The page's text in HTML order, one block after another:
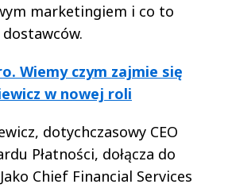
marketingiem i co to
Wiemy czym zajmie się
w nowej roli
dotychczasowy CEO
Płatności, dołącza do
Chief Financial Services